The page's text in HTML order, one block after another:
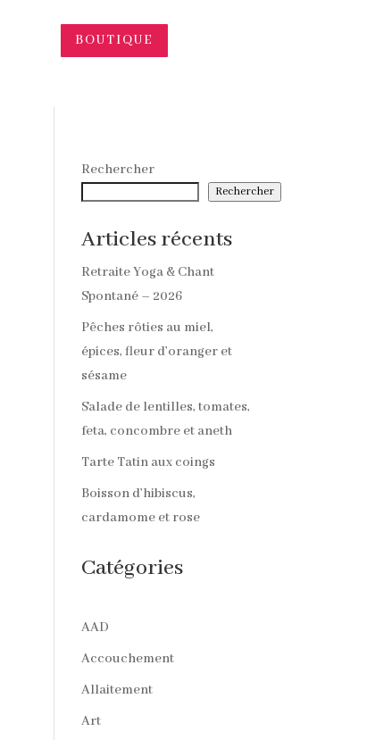
BOUTIQUE
Rechercher
Rechercher
Articles récents
Retraite Yoga & Chant
Spontané – 2026
Pêches rôties au miel,
épices, fleur d’oranger et
sésame
Salade de lentilles, tomates,
feta, concombre et aneth
Tarte Tatin aux coings
Boisson d’hibiscus,
cardamome et rose
Catégories
AAD
Accouchement
Allaitement
Art